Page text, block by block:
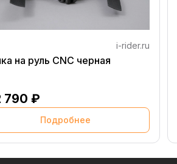
i-rider.ru
на руль CNC черная
790 ₽
Подробнее